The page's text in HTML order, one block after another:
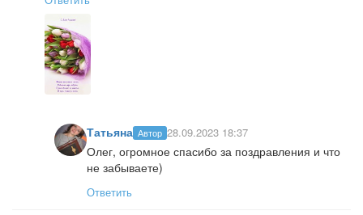
Татьяна Автор 28.09.2023 18:37
Олег, огромное спасибо за поздравления и что
не забываете)
Ответить